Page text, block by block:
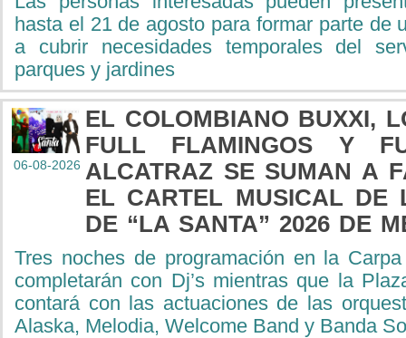
hasta el 21 de agosto para formar parte de
a cubrir necesidades temporales del
parques y jardines
EL COLOMBIANO BUXXI,
FULL FLAMINGOS Y
ALCATRAZ SE SUMAN A
EL CARTEL MUSICAL DE
DE “LA SANTA” 2026 DE
06-08-2026
Tres noches de programación en la
completarán con Dj’s mientras que la
contará con las actuaciones de las
Alaska, Melodia, Welcome Band y Banda